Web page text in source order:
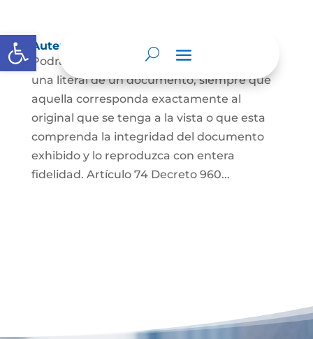
Abrir barra de herramientas
Autenticación de Copias
Podrá autenticarse una copia mecánica o
una literal de un documento, siempre que
aquella corresponda exactamente al
original que se tenga a la vista o que esta
comprenda la integridad del documento
exhibido y lo reproduzca con entera
fidelidad. Artículo 74 Decreto 960...